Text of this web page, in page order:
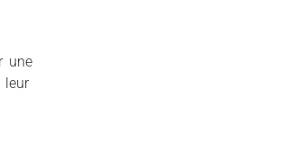
une
leur